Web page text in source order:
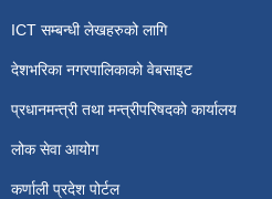
ICT सम्बन्धी लेखहरुको लागि
देशभरिका नगरपालिकाको वेबसाइट
प्रधानमन्त्री तथा मन्त्रीपरिषदको कार्यालय
लोक सेवा आयोग
कर्णाली प्रदेश पोर्टल